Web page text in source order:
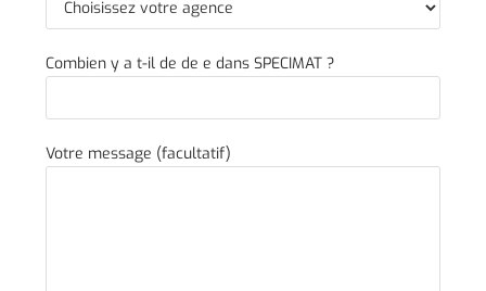
Combien y a t-il de de e dans SPECIMAT ?
Votre message (facultatif)